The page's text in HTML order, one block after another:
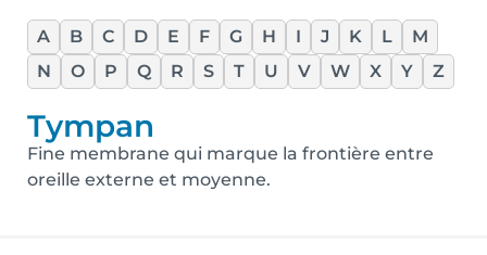
A B C D E F G H I J K L
M
N
O P Q R S T U V W X Y Z
Tympan
Fine membrane qui marque la frontière entre
oreille externe et moyenne.